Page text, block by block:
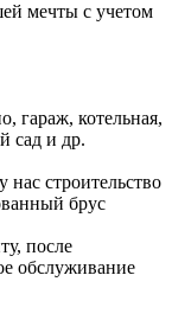
мечты с учетом
гараж, котельная,
сад и др.
строительство
брус
после
обслуживание